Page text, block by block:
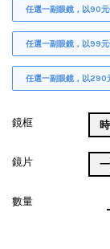
任選一副眼鏡，以90元
任選一副眼鏡，以99元
任選一副眼鏡，以290
鏡框
鏡片
數量 -